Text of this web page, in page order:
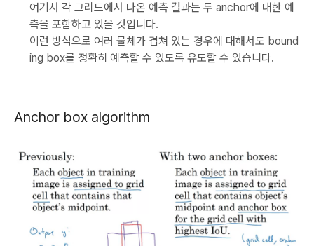
여기서 각 그리드에서 나온 예측 결과는 두 anchor에 대한 예
측을 포함하고 있을 것입니다.
이런 방식으로 여러 물체가 겹쳐 있는 경우에 대해서도 bound
ing box를 정확히 예측할 수 있도록 유도할 수 있습니다.
Anchor box algorithm